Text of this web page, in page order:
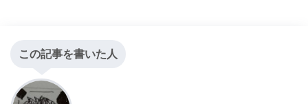
この記事を書いた人